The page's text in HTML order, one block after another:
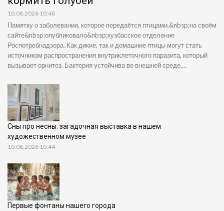
10.08.2026 10:48
Памятку о заболевании, которое передаётся птицами,&nbsp;на своём
сайте&nbsp;опубликовало&nbsp;кузбасское отделение
Роспотребнадзора. Как дикие, так и домашние птицы могут стать
источником распространения внутриклеточного паразита, который
вызывает орнитоз. Бактерия устойчива во внешней среде,...
Сны про несны: загадочная выставка в нашем
художественном музее
10.08.2026 10:44
Первые фонтаны нашего города